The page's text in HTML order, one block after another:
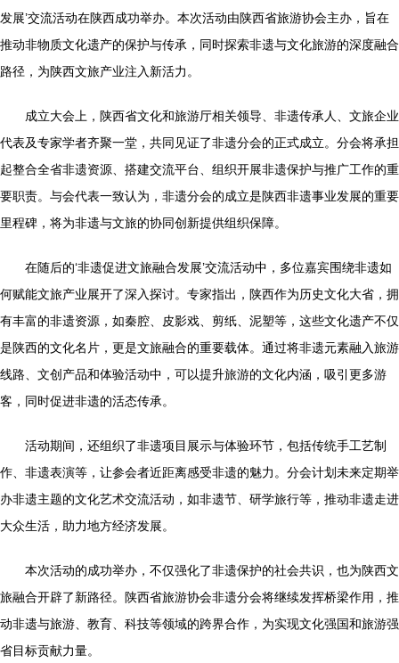
发展’交流活动在陕西成功举办。本次活动由陕西省旅游协会主办，旨在
推动非物质文化遗产的保护与传承，同时探索非遗与文化旅游的深度融合
路径，为陕西文旅产业注入新活力。
成立大会上，陕西省文化和旅游厅相关领导、非遗传承人、文旅企业
代表及专家学者齐聚一堂，共同见证了非遗分会的正式成立。分会将承担
起整合全省非遗资源、搭建交流平台、组织开展非遗保护与推广工作的重
要职责。与会代表一致认为，非遗分会的成立是陕西非遗事业发展的重要
里程碑，将为非遗与文旅的协同创新提供组织保障。
在随后的‘非遗促进文旅融合发展’交流活动中，多位嘉宾围绕非遗如
何赋能文旅产业展开了深入探讨。专家指出，陕西作为历史文化大省，拥
有丰富的非遗资源，如秦腔、皮影戏、剪纸、泥塑等，这些文化遗产不仅
是陕西的文化名片，更是文旅融合的重要载体。通过将非遗元素融入旅游
线路、文创产品和体验活动中，可以提升旅游的文化内涵，吸引更多游
客，同时促进非遗的活态传承。
活动期间，还组织了非遗项目展示与体验环节，包括传统手工艺制
作、非遗表演等，让参会者近距离感受非遗的魅力。分会计划未来定期举
办非遗主题的文化艺术交流活动，如非遗节、研学旅行等，推动非遗走进
大众生活，助力地方经济发展。
本次活动的成功举办，不仅强化了非遗保护的社会共识，也为陕西文
旅融合开辟了新路径。陕西省旅游协会非遗分会将继续发挥桥梁作用，推
动非遗与旅游、教育、科技等领域的跨界合作，为实现文化强国和旅游强
省目标贡献力量。